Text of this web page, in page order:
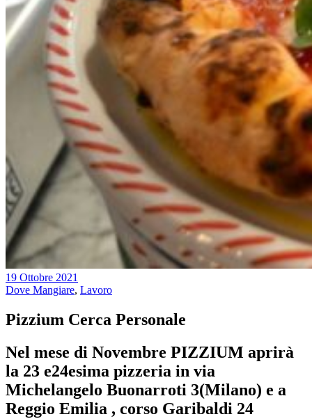
19 Ottobre 2021
Dove Mangiare, Lavoro
Pizzium Cerca Personale
Nel mese di Novembre PIZZIUM aprirà
la 23 e24esima pizzeria in via
Michelangelo Buonarroti 3(Milano) e a
Reggio Emilia , corso Garibaldi 24